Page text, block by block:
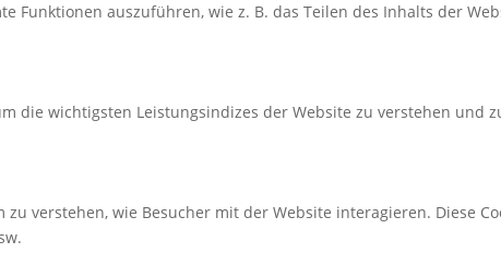
Funktionen auszuführen, wie z. B. das Teilen des Inhalts der
die wichtigsten Leistungsindizes der Website zu verstehen
zu verstehen, wie Besucher mit der Website interagieren. Diese